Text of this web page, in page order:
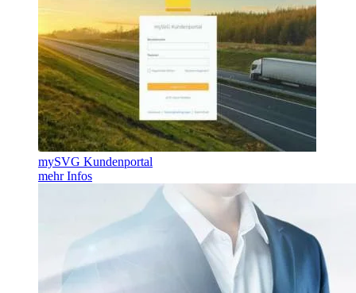
mySVG Kundenportal
mehr Infos